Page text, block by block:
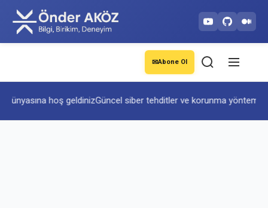
✉Abone Ol
hoş geldinizGüncel siber tehditler ve korunma yöntemleri